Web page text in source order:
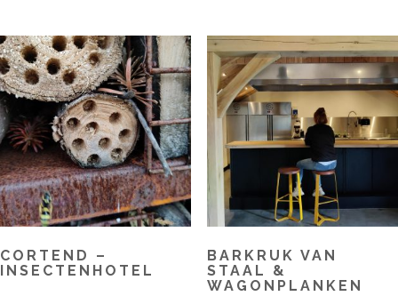
CORTEND –
INSECTENHOTEL
BARKRUK VAN
STAAL &
WAGONPLANKEN